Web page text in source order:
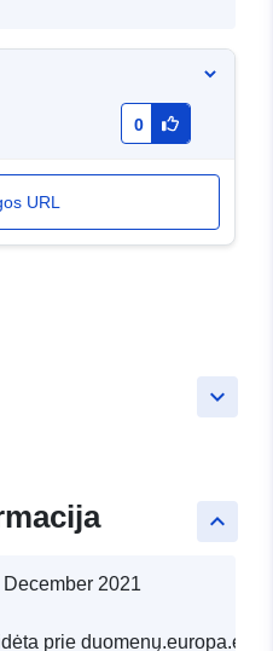
0
URL
keyboard_arrow_down
keyboard_arrow_up
December 2021
prie duomenų.europa.eu: